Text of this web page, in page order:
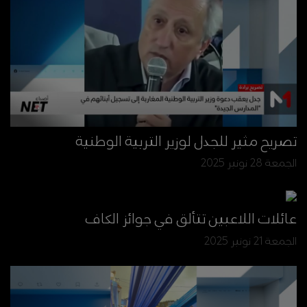
تصريح مثير للجدل لوزير التربية الوطنية
الجمعة 28 نونبر 2025
عائلات اللاعبين تتألق في جوائز الكاف
الجمعة 21 نونبر 2025